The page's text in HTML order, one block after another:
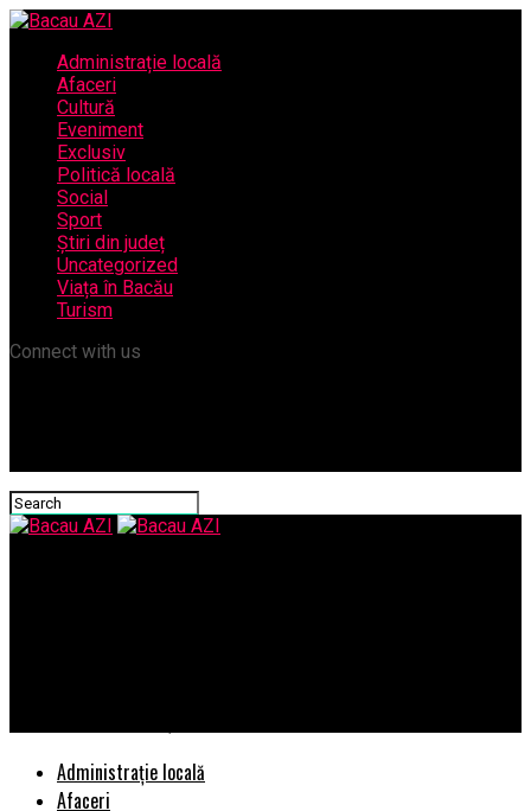
Administrație locală
Afaceri
Cultură
Eveniment
Exclusiv
Politică locală
Social
Sport
Știri din județ
Uncategorized
Viața în Bacău
Turism
Connect with us
Administrație locală
Afaceri